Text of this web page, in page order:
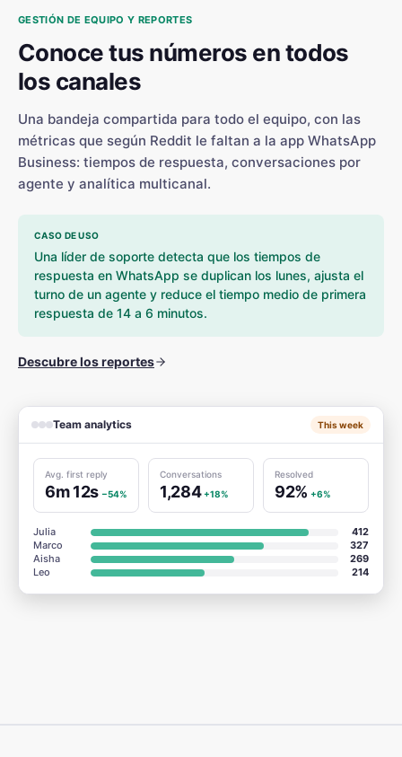
GESTIÓN DE EQUIPO Y REPORTES
Conoce tus números en todos
los canales
Una bandeja compartida para todo el equipo, con las
métricas que según Reddit le faltan a la app WhatsApp
Business: tiempos de respuesta, conversaciones por
agente y analítica multicanal.
CASO DE USO
Una líder de soporte detecta que los tiempos de
respuesta en WhatsApp se duplican los lunes, ajusta el
turno de un agente y reduce el tiempo medio de primera
respuesta de 14 a 6 minutos.
Descubre los reportes
Team analytics This week
Avg. first reply
6m 12s −54%
Conversations
1,284 +18%
Resolved
92% +6%
Julia
412
Marco
327
Aisha
269
Leo
214